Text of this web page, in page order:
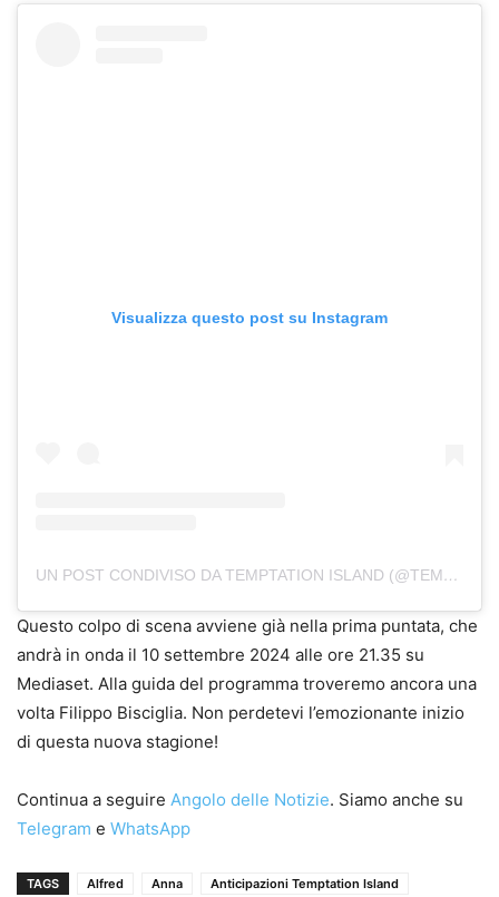
Visualizza questo post su Instagram
UN POST CONDIVISO DA TEMPTATION ISLAND (@TEMPTATIONISLANDITA)
Questo colpo di scena avviene già nella prima puntata, che
andrà in onda il 10 settembre 2024 alle ore 21.35 su
Mediaset. Alla guida del programma troveremo ancora una
volta Filippo Bisciglia. Non perdetevi l’emozionante inizio
di questa nuova stagione!
Continua a seguire Angolo delle Notizie. Siamo anche su
Telegram e WhatsApp
TAGS Alfred Anna
Anticipazioni Temptation Island